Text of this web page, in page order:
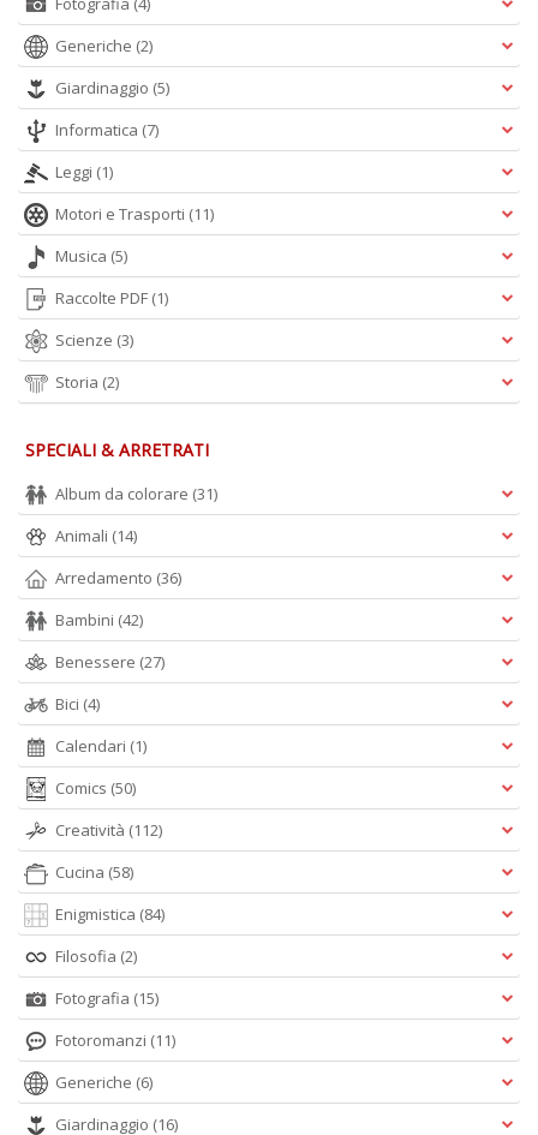
Generiche (2)
Giardinaggio (5)
Informatica (7)
Leggi (1)
Motori e Trasporti (11)
Musica (5)
Raccolte PDF (1)
Scienze (3)
Storia (2)
SPECIALI & ARRETRATI
Album da colorare (31)
Animali (14)
Arredamento (36)
Bambini (42)
Benessere (27)
Bici (4)
Calendari (1)
Comics (50)
Creatività (112)
Cucina (58)
Enigmistica (84)
Filosofia (2)
Fotografia (15)
Fotoromanzi (11)
Generiche (6)
Giardinaggio (16)